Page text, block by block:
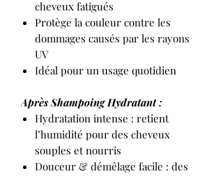
cheveux fatigués
Protège la couleur contre les
dommages causés par les rayons
UV
Idéal pour un usage quotidien
Après Shampoing Hydratant :
Hydratation intense : retient
l’humidité pour des cheveux
souples et nourris
Douceur & démêlage facile : des